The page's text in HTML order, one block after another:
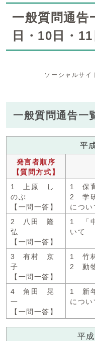
一般質問通告
日・10日・11
ソーシャルサイ
一般質問通告一
平
発言者順序
【質問方式】
1 上原 し
のぶ
【一問一答】
1 保
2 学研
につい
2 八田 隆
弘
【一問一答】
1 「中
いて
3 有村 京
子
【一問一答】
1 竹
2 動
4 角田 晃
一
【一問一答】
1 新年
につい
平